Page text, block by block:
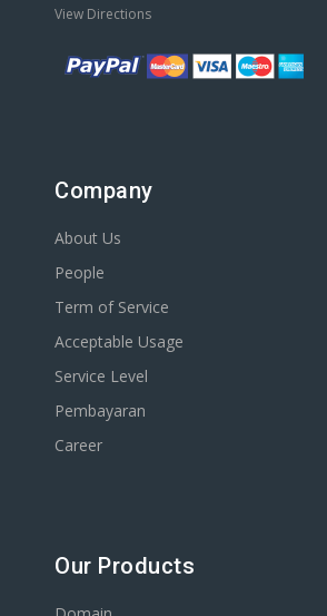
View Directions
Company
About Us
People
Term of Service
Acceptable Usage
Service Level
Pembayaran
Career
Our Products